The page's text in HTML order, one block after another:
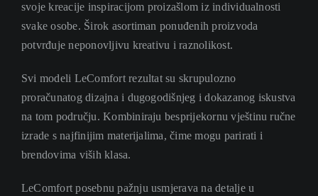
svoje kreacije inspiracijom proizašlom iz individualnosti
svake osobe. Širok asortiman ponuđenih proizvoda
potvrđuje neponovljivu kreativu i raznolikost.
Svi modeli LeComfort rezultat su skrupulozno
proračunatog dizajna i dugogodišnjeg i dokazanog iskustva
na tom području. Kombiniraju besprijekornu vještinu ručne
izrade s najfinijim materijalima, čime mogu parirati i
brendovima viših klasa.
LeComfort posebnu pažnju usmjerava na detalje u